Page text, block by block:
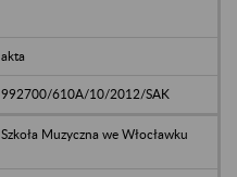
akta
992700/610A/10/2012/SAK
Szkoła Muzyczna we Włocławku